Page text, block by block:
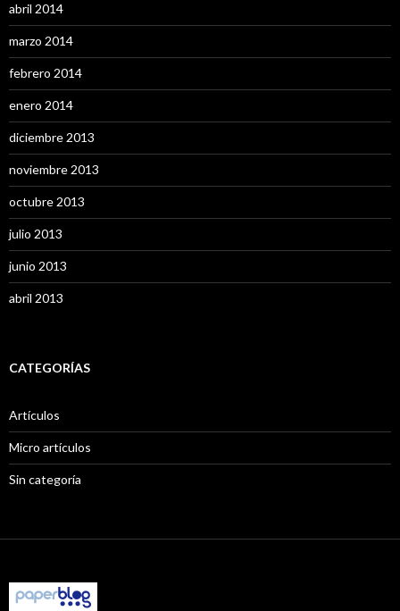
abril 2014
marzo 2014
febrero 2014
enero 2014
diciembre 2013
noviembre 2013
octubre 2013
julio 2013
junio 2013
abril 2013
CATEGORÍAS
Artículos
Micro artículos
Sin categoría